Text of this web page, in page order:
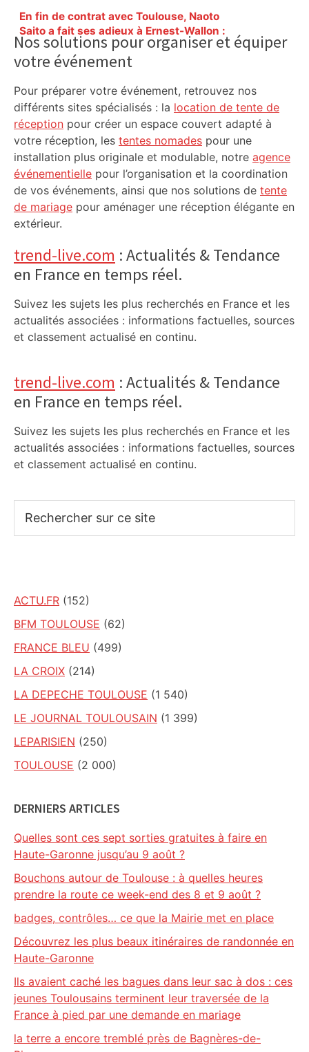
En fin de contrat avec Toulouse, Naoto
Saito a fait ses adieux à Ernest-Wallon :
"Il me tarde de partager ce vécu avec
mes coéquipiers de la sélection
L'Équipe
Primary
Sidebar
Nos solutions pour organiser et équiper
votre événement
Pour préparer votre événement, retrouvez nos
différents sites spécialisés : la location de tente de
réception pour créer un espace couvert adapté à
votre réception, les tentes nomades pour une
installation plus originale et modulable, notre agence
événementielle pour l’organisation et la coordination
de vos événements, ainsi que nos solutions de tente
de mariage pour aménager une réception élégante en
extérieur.
trend-live.com : Actualités & Tendance
en France en temps réel.
Suivez les sujets les plus recherchés en France et les
actualités associées : informations factuelles, sources
et classement actualisé en continu.
trend-live.com : Actualités & Tendance
en France en temps réel.
Suivez les sujets les plus recherchés en France et les
actualités associées : informations factuelles, sources
et classement actualisé en continu.
sur
ACTU.FR (152)
BFM TOULOUSE (62)
FRANCE BLEU (499)
LA CROIX (214)
LA DEPECHE TOULOUSE (1 540)
LE JOURNAL TOULOUSAIN (1 399)
LEPARISIEN (250)
TOULOUSE (2 000)
DERNIERS ARTICLES
Quelles sont ces sept sorties gratuites à faire en
Haute-Garonne jusqu’au 9 août ?
Bouchons autour de Toulouse : à quelles heures
prendre la route ce week-end des 8 et 9 août ?
badges, contrôles… ce que la Mairie met en place
Découvrez les plus beaux itinéraires de randonnée en
Haute-Garonne
Ils avaient caché les bagues dans leur sac à dos : ces
jeunes Toulousains terminent leur traversée de la
France à pied par une demande en mariage
la terre a encore tremblé près de Bagnères-de-